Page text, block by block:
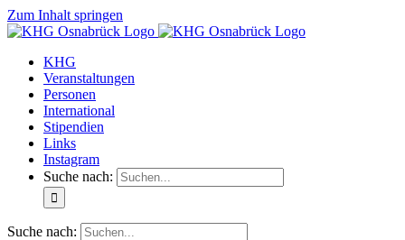
Zum Inhalt springen
KHG
Veranstaltungen
Personen
International
Stipendien
Links
Instagram
Suche nach:
Suche nach: